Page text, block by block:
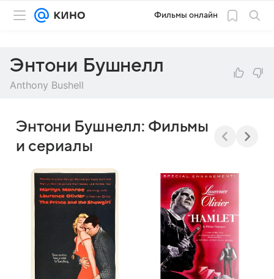
Фильмы онлайн
Энтони Бушнелл
Anthony Bushell
Энтони Бушнелл: Фильмы
и сериалы